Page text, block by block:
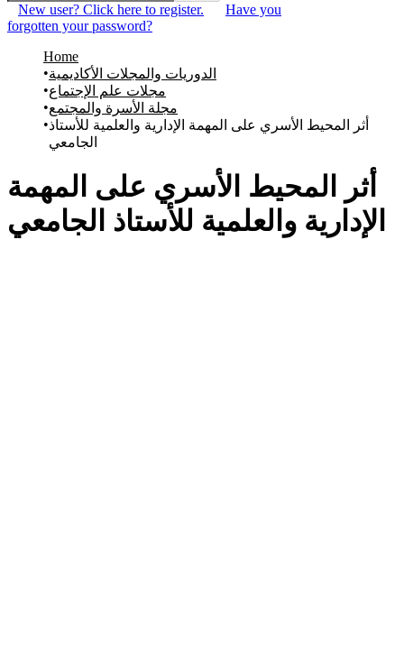
New user? Click here to register.
Have you
forgotten your password?
Home
الدوريات والمجلات الأكاديمية
مجلات علم الإجتماع
مجلة الأسرة والمجتمع
أثر المحيط الأسري على المهمة الإدارية والعلمية للأستاذ
الجامعي
أثر المحيط الأسري على المهمة
الإدارية والعلمية للأستاذ الجامعي